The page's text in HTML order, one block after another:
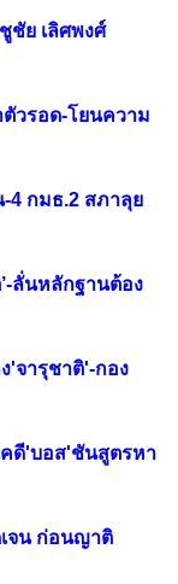
ชัย เลิศพงศ์
วรอด-โยนความ
4 กมธ.2 สภาลุย
ลั่นหลักฐานต้อง
'จารุชาติ'-กอง
ดี'บอส'ชันสูตรหา
จน ก่อนญาติ